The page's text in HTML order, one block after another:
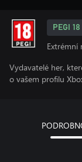
PEGI 18
Extrémní
Vydavatelé her,
o vašem profilu